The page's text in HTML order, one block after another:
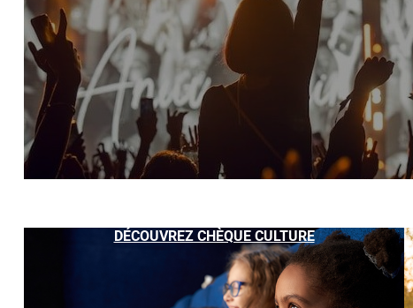
DÉCOUVREZ CHÈQUE CULTURE